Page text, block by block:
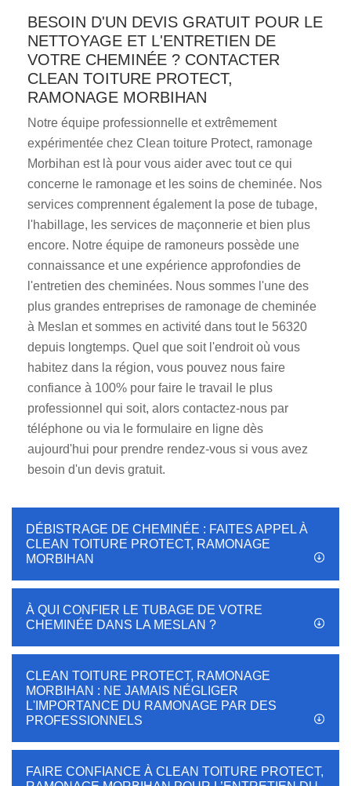
BESOIN D'UN DEVIS GRATUIT POUR LE
NETTOYAGE ET L'ENTRETIEN DE
VOTRE CHEMINÉE ? CONTACTER
CLEAN TOITURE PROTECT,
RAMONAGE MORBIHAN
Notre équipe professionnelle et extrêmement
expérimentée chez Clean toiture Protect, ramonage
Morbihan est là pour vous aider avec tout ce qui
concerne le ramonage et les soins de cheminée. Nos
services comprennent également la pose de tubage,
l'habillage, les services de maçonnerie et bien plus
encore. Notre équipe de ramoneurs possède une
connaissance et une expérience approfondies de
l'entretien des cheminées. Nous sommes l'une des
plus grandes entreprises de ramonage de cheminée
à Meslan et sommes en activité dans tout le 56320
depuis longtemps. Quel que soit l'endroit où vous
habitez dans la région, vous pouvez nous faire
confiance à 100% pour faire le travail le plus
professionnel qui soit, alors contactez-nous par
téléphone ou via le formulaire en ligne dès
aujourd'hui pour prendre rendez-vous si vous avez
besoin d'un devis gratuit.
DÉBISTRAGE DE CHEMINÉE : FAITES APPEL À
CLEAN TOITURE PROTECT, RAMONAGE
MORBIHAN
À QUI CONFIER LE TUBAGE DE VOTRE
CHEMINÉE DANS LA MESLAN ?
CLEAN TOITURE PROTECT, RAMONAGE
MORBIHAN : NE JAMAIS NÉGLIGER
L'IMPORTANCE DU RAMONAGE PAR DES
PROFESSIONNELS
FAIRE CONFIANCE À CLEAN TOITURE PROTECT,